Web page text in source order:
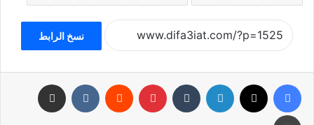
نسخ الرابط
فيسبوك تويتر لينكدإن بينتيريست
طباعة